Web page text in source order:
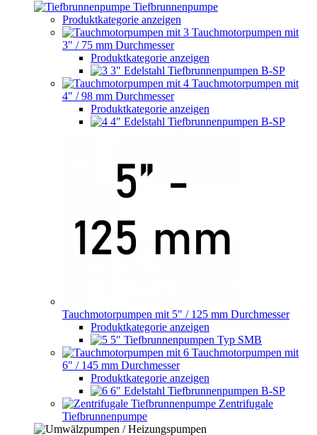
Tiefbrunnenpumpe
Produktkategorie anzeigen
Tauchmotorpumpen mit
3" / 75 mm Durchmesser
Produktkategorie anzeigen
3" Edelstahl Tiefbrunnenpumpen B-SP
Tauchmotorpumpen mit
4" / 98 mm Durchmesser
Produktkategorie anzeigen
4" Edelstahl Tiefbrunnenpumpen B-SP
Tauchmotorpumpen mit 5" / 125 mm Durchmesser
Produktkategorie anzeigen
5" Tiefbrunnenpumpen Typ SMB
Tauchmotorpumpen mit
6" / 145 mm Durchmesser
Produktkategorie anzeigen
6" Edelstahl Tiefbrunnenpumpen B-SP
Zentrifugale
Tiefbrunnenpumpe